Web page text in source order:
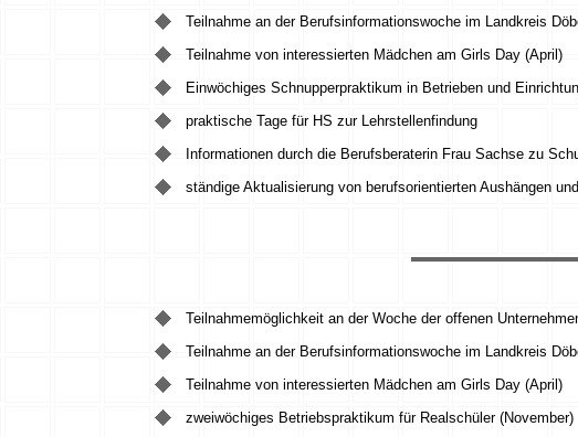
Teilnahme an der Berufsinformationswoche im Landkreis
Teilnahme von interessierten Mädchen am Girls Day (April)
Einwöchiges Schnupperpraktikum in Betrieben und
praktische Tage für HS zur Lehrstellenfindung
Informationen durch die Berufsberaterin Frau Sachse zu
ständige Aktualisierung von berufsorientierten Aushängen
Teilnahmemöglichkeit an der Woche der offenen
Teilnahme an der Berufsinformationswoche im Landkreis
Teilnahme von interessierten Mädchen am Girls Day (April)
zweiwöchiges Betriebspraktikum für Realschüler (November)